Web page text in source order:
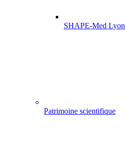
SHAPE-Med Lyon
Patrimoine scientifique